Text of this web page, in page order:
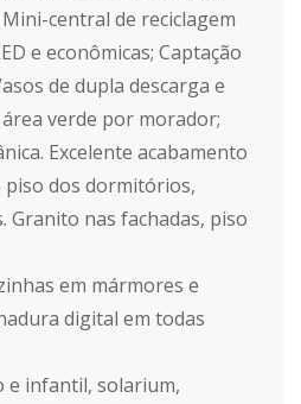
central de reciclagem
e econômicas; Captação
de dupla descarga e
verde por morador;
Excelente acabamento
dos dormitórios,
Granito nas fachadas, piso
em mármores e
digital em todas
e infantil, solarium,